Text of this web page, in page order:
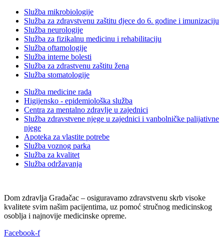
Služba mikrobiologije
Služba za zdravstvenu zaštitu djece do 6. godine i imunizaciju
Služba neurologije
Služba za fizikalnu medicinu i rehabilitaciju
Služba oftamologije
Služba interne bolesti
Služba za zdrastvenu zaštitu žena
Služba stomatologije
Služba medicine rada
Higijensko - epidemiološka služba
Centra za mentalno zdravlje u zajednici
Služba zdravstvene njege u zajednici i vanbolničke palijativne
njege
Apoteka za vlastite potrebe
Služba voznog parka
Služba za kvalitet
Služba održavanja
Dom zdravlja Gradačac – osiguravamo zdravstvenu skrb visoke
kvalitete svim našim pacijentima, uz pomoć stručnog medicinskog
osoblja i najnovije medicinske opreme.
Facebook-f